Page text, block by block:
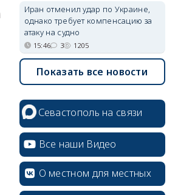
Иран отменил удар по Украине,
однако требует компенсацию за
атаку на судно
15:46 3 1205
Показать все новости
Севастополь на связи
Все наши Видео
О местном для местных